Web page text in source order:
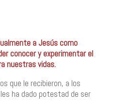
a Jesús como
conocer y experimentar el
nuestras vidas.
que le recibieron, a los
ha dado potestad de ser